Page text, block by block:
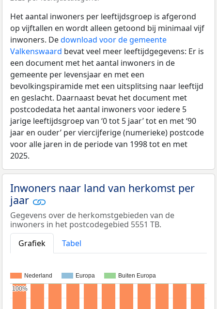
Het aantal inwoners per leeftijdsgroep is afgerond
op vijftallen en wordt alleen getoond bij minimaal vijf
inwoners. Dedownload voor de gemeente
Valkenswaard bevat veel meer leeftijdgegevens: Er is
een document met het aantal inwoners in de
gemeente per levensjaar en met een
bevolkingspiramide met een uitsplitsing naar leeftijd
en geslacht. Daarnaast bevat het document met
postcodedata het aantal inwoners voor iedere 5
jarige leeftijdsgroep van ‘0 tot 5 jaar’ tot en met ‘90
jaar en ouder’ per viercijferige (numerieke) postcode
voor alle jaren in de periode van 1998 tot en met
2025.
Inwoners naar land van herkomst per
jaar
Gegevens over de herkomstgebieden van de
inwoners in het postcodegebied 5551 TB.
Grafiek
Tabel
Nederland Europa Buiten Europa
100%
100%